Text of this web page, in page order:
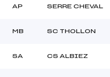
AP SERRE CHEVAL
MB SC THOLLON
SA CS ALBIEZ